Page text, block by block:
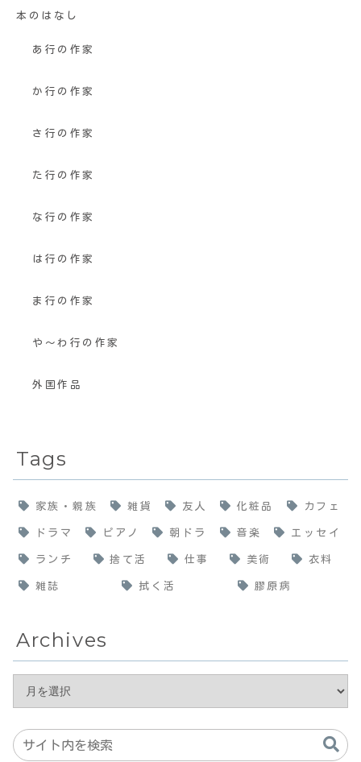
本のはなし
あ行の作家
か行の作家
さ行の作家
た行の作家
な行の作家
は行の作家
ま行の作家
や〜わ行の作家
外国作品
Tags
家族・親族 雑貨 友人 化粧品 カフェ
ドラマ ピアノ 朝ドラ 音楽 エッセイ
ランチ 捨て活 仕事 美術 衣料
雑誌 拭く活 膠原病
Archives